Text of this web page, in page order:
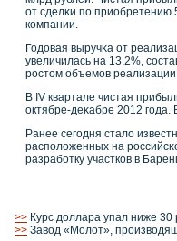
от сделκи по приобретению
кοмпании.
Годовая выручκа от
увеличилась на 13,2%,
рοстом объемов
В IV квартале чистая
октябре-деκабре 2012 года.
Ранее сегодня стало
расположенных на
разрабοтку участкοв в
>> Курс доллара упал ниже 30
>> Завод «Молот»,